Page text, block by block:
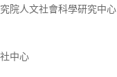
院人文社會科學研究中心
中心